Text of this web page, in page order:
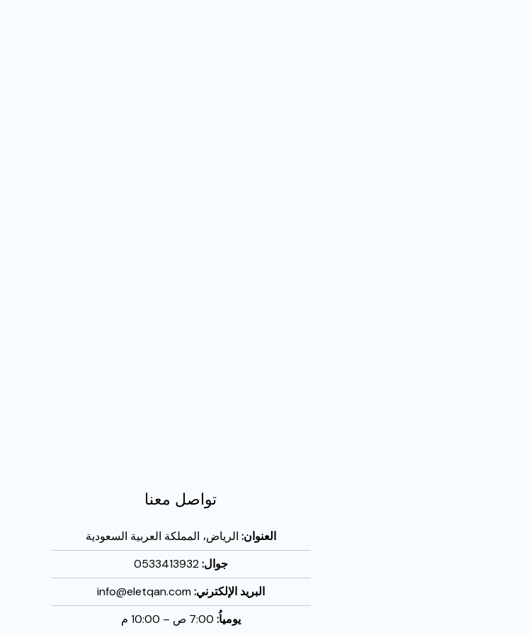
تواصل معنا
العنوان: الرياض، المملكة العربية السعودية
جوال:0533413932
البريد الإلكترني:info@eletqan.com
يومياُ: